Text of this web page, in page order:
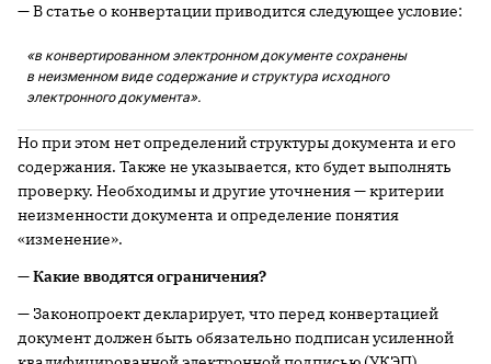
— В статье о конвертации приводится следующее условие:
«в конвертированном электронном документе сохранены
в неизменном виде содержание и структура исходного
электронного документа».
Но при этом нет определений структуры документа и его
содержания. Также не указывается, кто будет выполнять
проверку. Необходимы и другие уточнения — критерии
неизменности документа и определение понятия
«изменение».
— Какие вводятся ограничения?
— Законопроект декларирует, что перед конвертацией
документ должен быть обязательно подписан усиленной